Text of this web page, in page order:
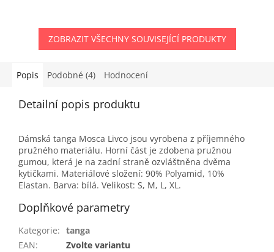
ZOBRAZIT VŠECHNY SOUVISEJÍCÍ PRODUKTY
Popis Podobné (4) Hodnocení
Detailní popis produktu
Dámská tanga Mosca Livco jsou vyrobena z příjemného
pružného materiálu. Horní část je zdobena pružnou
gumou, která je na zadní straně ozvláštněna dvěma
kytičkami. Materiálové složení: 90% Polyamid, 10%
Elastan. Barva: bílá. Velikost: S, M, L, XL.
Doplňkové parametry
Kategorie: tanga
EAN: Zvolte variantu